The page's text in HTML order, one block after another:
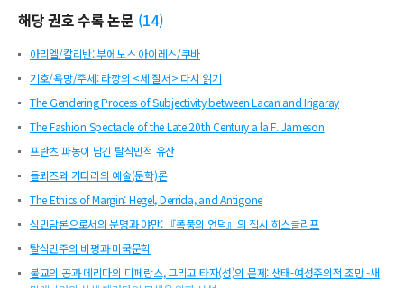
해당 권호 수록 논문 (14)
아리엘/칼리반: 부에노스 아이레스/쿠바
기호/욕망/주체: 라깡의 <세 질서> 다시 읽기
The Gendering Process of Subjectivity between Lacan and Irigaray
The Fashion Spectacle of the Late 20th Century a la F. Jameson
프란츠 파농이 남긴 탈식민적 유산
들뢰즈와 가타리의 예술(문학)론
The Ethics of Margin: Hegel, Derrida, and Antigone
식민담론으로서의 문명과 야만: 『폭풍의 언덕』의 집시 히스클리프
탈식민주의 비평과 미국문학
불교의 공과 데리다의 디페랑스, 그리고 타자(성)의 문제: 생태-여성주의적 조망 -새